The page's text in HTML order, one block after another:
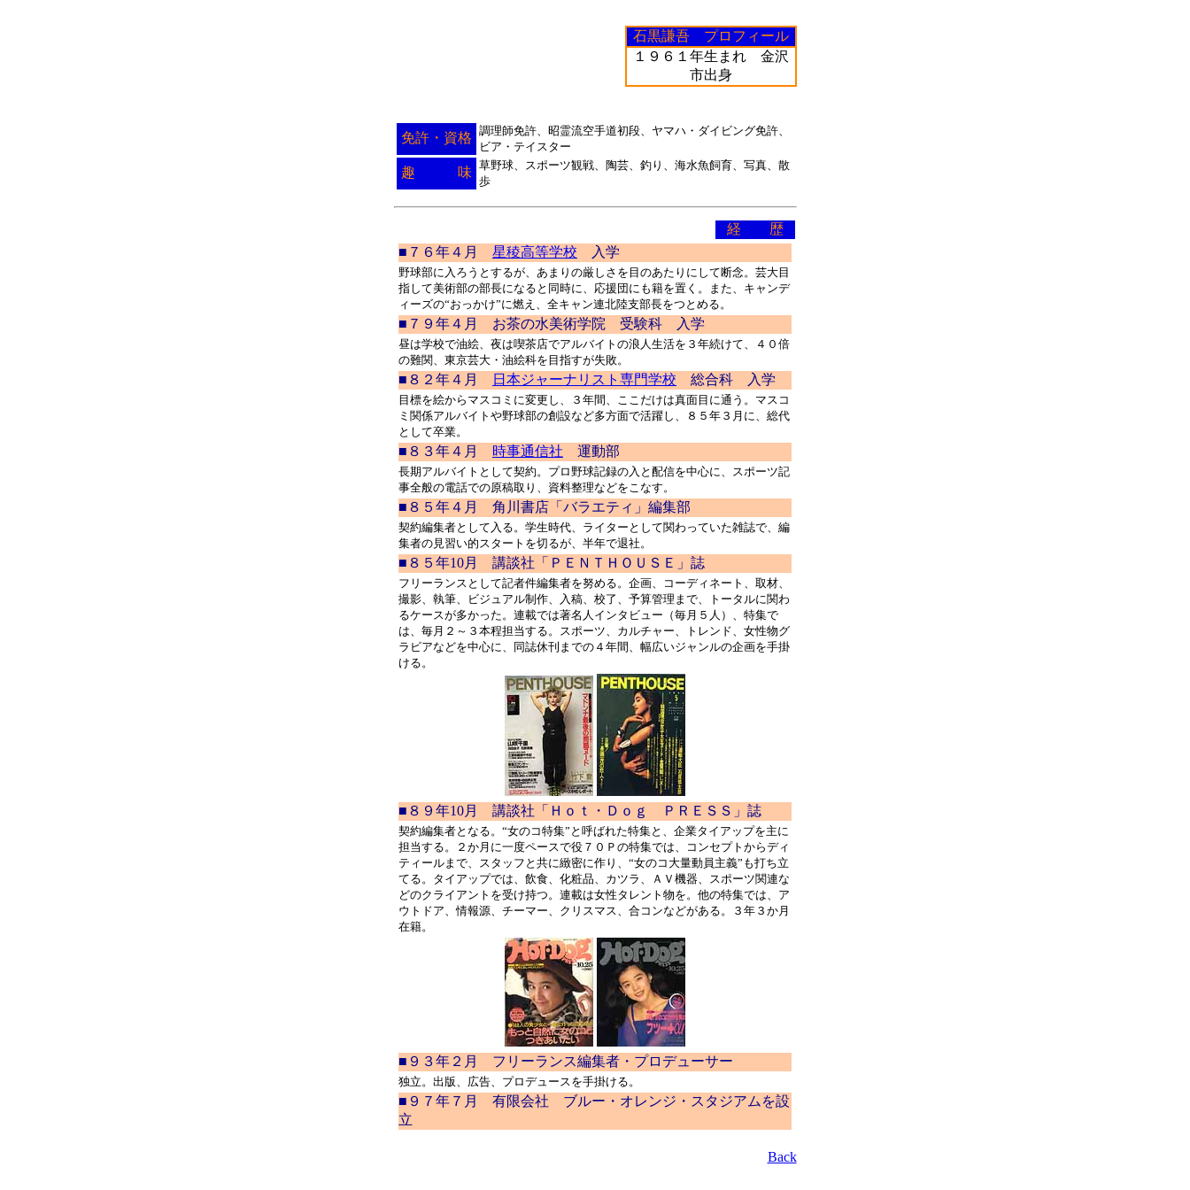
石黒謙吾 プロフィール
１９６１年生まれ 金沢
市出身
免許・資格 調理師免許、昭霊流空手道初段、ヤマハ・ダイビング免許、
ビア・テイスター
趣 味 草野球、スポーツ観戦、陶芸、釣り、海水魚飼育、写真、散
歩
経 歴
■７６年４月 星稜高等学校 入学
野球部に入ろうとするが、あまりの厳しさを目のあたりにして断念。芸大目
指して美術部の部長になると同時に、応援団にも籍を置く。また、キャンデ
ィーズの“おっかけ”に燃え、全キャン連北陸支部長をつとめる。
■７９年４月 お茶の水美術学院 受験科 入学
昼は学校で油絵、夜は喫茶店でアルバイトの浪人生活を３年続けて、４０倍
の難関、東京芸大・油絵科を目指すが失敗。
■８２年４月 日本ジャーナリスト専門学校 総合科 入学
目標を絵からマスコミに変更し、３年間、ここだけは真面目に通う。マスコ
ミ関係アルバイトや野球部の創設など多方面で活躍し、８５年３月に、総代
として卒業。
■８３年４月 時事通信社 運動部
長期アルバイトとして契約。プロ野球記録の入と配信を中心に、スポーツ記
事全般の電話での原稿取り、資料整理などをこなす。
■８５年４月 角川書店「バラエティ」編集部
契約編集者として入る。学生時代、ライターとして関わっていた雑誌で、編
集者の見習い的スタートを切るが、半年で退社。
■８５年10月 講談社「ＰＥＮＴＨＯＵＳＥ」誌
フリーランスとして記者件編集者を努める。企画、コーディネート、取材、
撮影、執筆、ビジュアル制作、入稿、校了、予算管理まで、トータルに関わ
るケースが多かった。連載では著名人インタビュー（毎月５人）、特集で
は、毎月２～３本程担当する。スポーツ、カルチャー、トレンド、女性物グ
ラビアなどを中心に、同誌休刊までの４年間、幅広いジャンルの企画を手掛
ける。
■８９年10月 講談社「Ｈｏｔ・Ｄｏｇ ＰＲＥＳＳ」誌
契約編集者となる。“女のコ特集”と呼ばれた特集と、企業タイアップを主に
担当する。２か月に一度ペースで役７０Ｐの特集では、コンセプトからディ
ティールまで、スタッフと共に緻密に作り、“女のコ大量動員主義”も打ち立
てる。タイアップでは、飲食、化粧品、カツラ、ＡＶ機器、スポーツ関連な
どのクライアントを受け持つ。連載は女性タレント物を。他の特集では、ア
ウトドア、情報源、チーマー、クリスマス、合コンなどがある。３年３か月
在籍。
■９３年２月 フリーランス編集者・プロデューサー
独立。出版、広告、プロデュースを手掛ける。
■９７年７月 有限会社 ブルー・オレンジ・スタジアムを設
立
Back